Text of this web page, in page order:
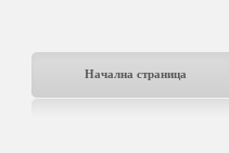
Начална страница